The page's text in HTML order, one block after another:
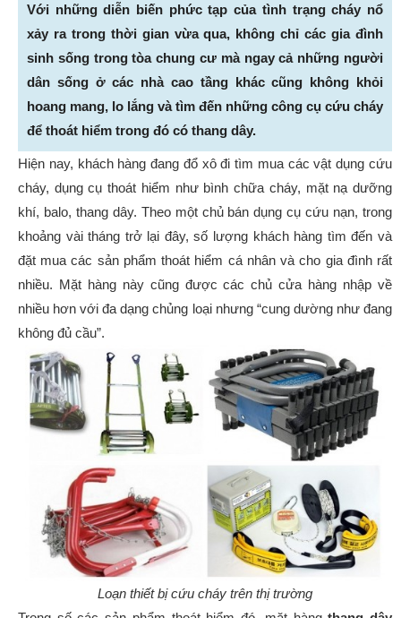
Với những diễn biến phức tạp của tình trạng cháy nổ
xảy ra trong thời gian vừa qua, không chỉ các gia đình
sinh sống trong tòa chung cư mà ngay cả những người
dân sống ở các nhà cao tầng khác cũng không khỏi
hoang mang, lo lắng và tìm đến những công cụ cứu cháy
để thoát hiểm trong đó có thang dây.
Hiện nay, khách hàng đang đổ xô đi tìm mua các vật dụng cứu
cháy, dụng cụ thoát hiểm như bình chữa cháy, mặt nạ dưỡng
khí, balo, thang dây. Theo một chủ bán dụng cụ cứu nạn, trong
khoảng vài tháng trở lại đây, số lượng khách hàng tìm đến và
đặt mua các sản phẩm thoát hiểm cá nhân và cho gia đình rất
nhiều. Mặt hàng này cũng được các chủ cửa hàng nhập về
nhiều hơn với đa dạng chủng loại nhưng “cung dường như đang
không đủ cầu”.
Loạn thiết bị cứu cháy trên thị trường